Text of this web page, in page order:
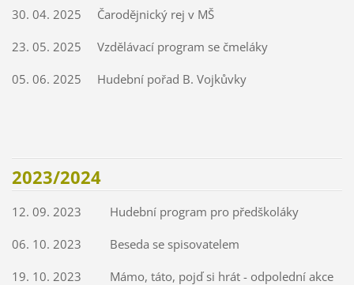
30. 04. 2025 Čarodějnický rej v MŠ
23. 05. 2025 Vzdělávací program se čmeláky
05. 06. 2025 Hudební pořad B. Vojkůvky
2023/2024
12. 09. 2023 Hudební program pro předškoláky
06. 10. 2023 Beseda se spisovatelem
19. 10. 2023 Mámo, táto, pojď si hrát - odpolední akce